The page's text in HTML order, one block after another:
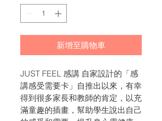
新增至購物車
JUST FEEL 感講 自家設計的「感
講感受需要卡」自推出以來，有幸
得到很多家長和教師的肯定，以充
滿童趣的插畫，幫助學生說出自己